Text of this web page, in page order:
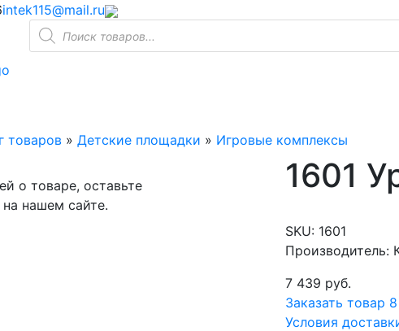
intek115@mail.ru
Поиск
товаров
товаров » Детские площадки » Игровые комплексы
о товаре, оставьте
нашем сайте.
1601
SKU: 1601
Производитель:
7 439 руб.
Заказать товар
Условия